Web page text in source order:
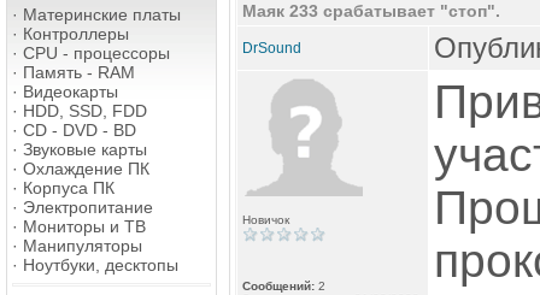
· Материнские платы
· Контроллеры
· CPU - процессоры
· Память - RAM
· Видеокарты
· HDD, SSD, FDD
· CD - DVD - BD
· Звуковые карты
· Охлаждение ПК
· Корпуса ПК
· Электропитание
· Мониторы и ТВ
· Манипуляторы
· Ноутбуки, десктопы
Маяк 233 срабатывает "стоп".
DrSound
Новичок
Сообщений: 2